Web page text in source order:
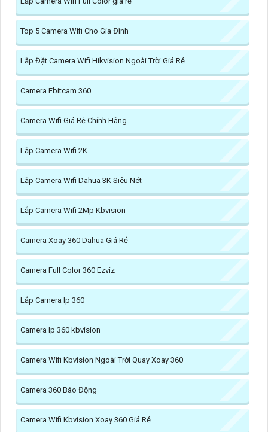
Top 5 Camera Wifi Cho Gia Đình
Lắp Đặt Camera Wifi Hikvision Ngoài Trời Giá Rẻ
Camera Ebitcam 360
Camera Wifi Giá Rẻ Chính Hãng
Lắp Camera Wifi 2K
Lắp Camera Wifi Dahua 3K Siêu Nét
Lắp Camera Wifi 2Mp Kbvision
Camera Xoay 360 Dahua Giá Rẻ
Camera Full Color 360 Ezviz
Lắp Camera Ip 360
Camera Ip 360 kbvision
Camera Wifi Kbvision Ngoài Trời Quay Xoay 360
Camera 360 Báo Động
Camera Wifi Kbvision Xoay 360 Giá Rẻ